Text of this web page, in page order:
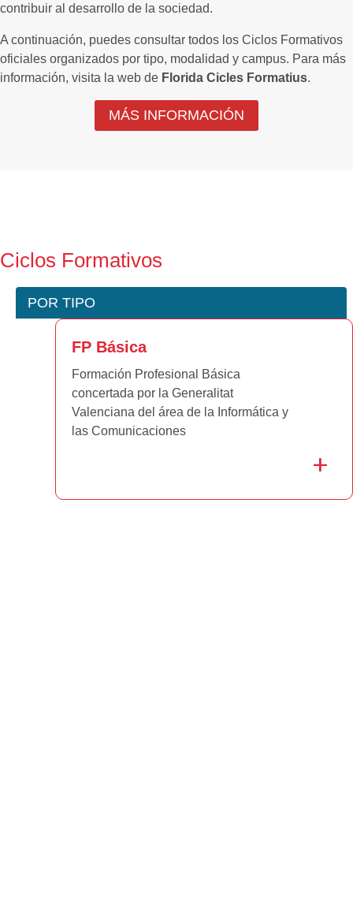
contribuir al desarrollo de la sociedad.
A continuación, puedes consultar todos los Ciclos Formativos
oficiales organizados por tipo, modalidad y campus. Para más
información, visita la web de Florida Cicles Formatius.
MÁS INFORMACIÓN
Ciclos Formativos
POR TIPO
FP Básica
Formación Profesional Básica
concertada por la Generalitat
Valenciana del área de la Informática y
las Comunicaciones